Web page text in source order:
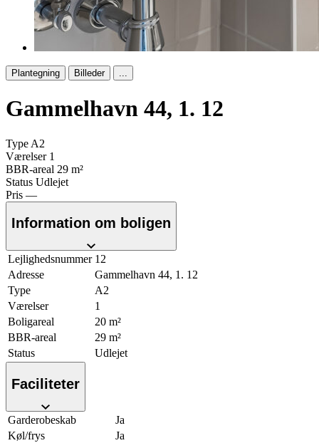
Plantegning Billeder ...
Gammelhavn 44, 1. 12
Type A2
Værelser 1
BBR-areal 29 m²
Status Udlejet
Pris —
Information om boligen
Lejlighedsnummer 12
Adresse
Gammelhavn 44, 1. 12
Type
A2
Værelser
1
Boligareal
20 m²
BBR-areal
29 m²
Status
Udlejet
Faciliteter
Garderobeskab
Ja
Køl/frys
Ja